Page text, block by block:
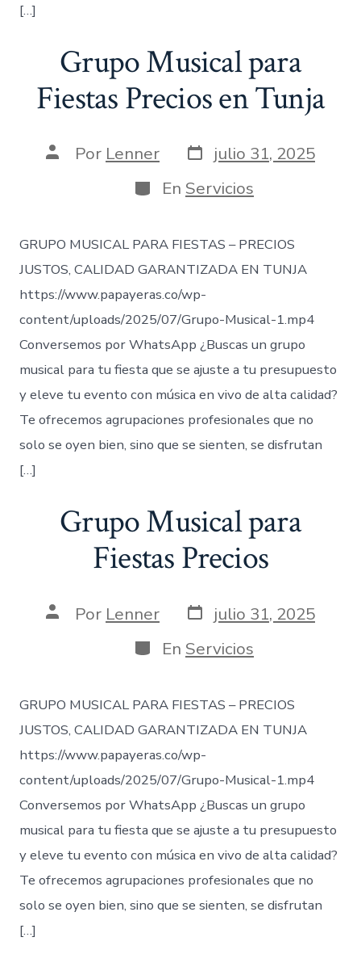
[…]
Grupo Musical para
Fiestas Precios en Tunja
AutorPor Lenner Fecha
de
publicación
julio 31, 2025
Categorías
En Servicios
GRUPO MUSICAL PARA FIESTAS – PRECIOS
JUSTOS, CALIDAD GARANTIZADA EN TUNJA
https://www.papayeras.co/wp-
content/uploads/2025/07/Grupo-Musical-1.mp4
Conversemos por WhatsApp ¿Buscas un grupo
musical para tu fiesta que se ajuste a tu presupuesto
y eleve tu evento con música en vivo de alta calidad?
Te ofrecemos agrupaciones profesionales que no
solo se oyen bien, sino que se sienten, se disfrutan
[…]
Grupo Musical para
Fiestas Precios
AutorPor Lenner Fecha
de
publicación
julio 31, 2025
Categorías
En Servicios
GRUPO MUSICAL PARA FIESTAS – PRECIOS
JUSTOS, CALIDAD GARANTIZADA EN TUNJA
https://www.papayeras.co/wp-
content/uploads/2025/07/Grupo-Musical-1.mp4
Conversemos por WhatsApp ¿Buscas un grupo
musical para tu fiesta que se ajuste a tu presupuesto
y eleve tu evento con música en vivo de alta calidad?
Te ofrecemos agrupaciones profesionales que no
solo se oyen bien, sino que se sienten, se disfrutan
[…]